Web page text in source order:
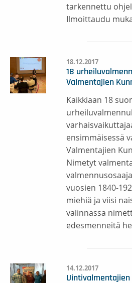
tarkennettu
Ilmoittaudu
18.12.2017
18
Valmentajien
Kaikkiaan 18
ensimmäisessä
Valmentajien
Nimetyt
vuosien 1840-
miehiä ja viisi
valinnassa
edesmenneitä
14.12.2017